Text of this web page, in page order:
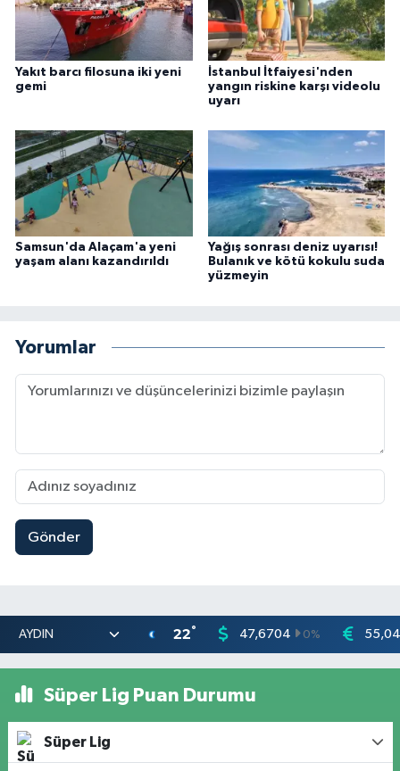
Yakıt barcı filosuna iki yeni
gemi
İstanbul İtfaiyesi'nden
yangın riskine karşı videolu
uyarı
Samsun'da Alaçam'a yeni
yaşam alanı kazandırıldı
Yağış sonrası deniz uyarısı!
Bulanık ve kötü kokulu suda
yüzmeyin
Yorumlar
Gönder
22° 47,6704 0%
Süper Lig Puan Durumu
Süper Lig